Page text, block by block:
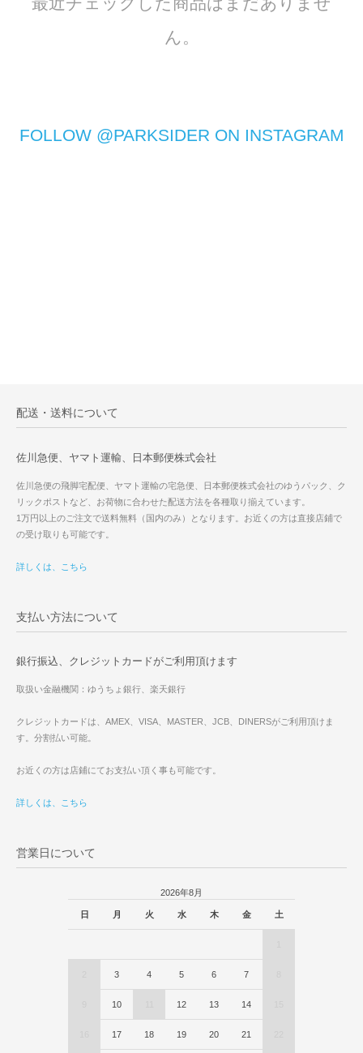
ん。
FOLLOW @PARKSIDER ON INSTAGRAM
配送・送料について
佐川急便、ヤマト運輸、日本郵便株式会社
佐川急便の飛脚宅配便、ヤマト運輸の宅急便、日本郵便株式会社のゆうパック、ク
リックポストなど、お荷物に合わせた配送方法を各種取り揃えています。
1万円以上のご注文で送料無料（国内のみ）となります。お近くの方は直接店鋪で
の受け取りも可能です。
詳しくは、こちら
支払い方法について
銀行振込、クレジットカードがご利用頂けます
取扱い金融機関：ゆうちょ銀行、楽天銀行
クレジットカードは、AMEX、VISA、MASTER、JCB、DINERSがご利用頂けま
す。分割払い可能。
お近くの方は店鋪にてお支払い頂く事も可能です。
詳しくは、こちら
営業日について
2026年8月
日 月 火 水 木 金 土
3 4 5 6 7
10 12 13 14
17 18 19 20 21